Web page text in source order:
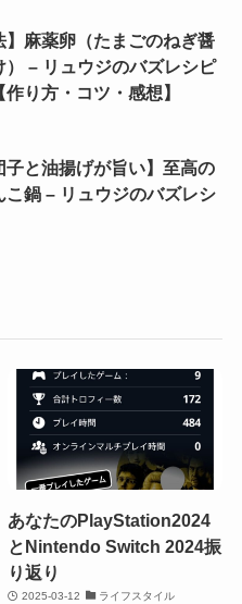
】麻薬卵（たまごのねぎ醤
） – リュウジのバズレシピ
作り方・コツ・感想】
子と油揚げが旨い】至高の
こ鍋 – リュウジのバズレシ
あなたのPlayStation2024
とNintendo Switch 2024振
り返り
2025-03-12 ライフスタイル